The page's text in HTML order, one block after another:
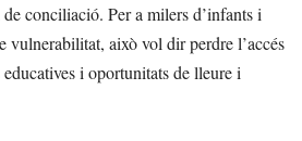
conciliació. Per a milers d’infants i
vulnerabilitat, això vol dir perdre l’accés
i oportunitats de lleure i